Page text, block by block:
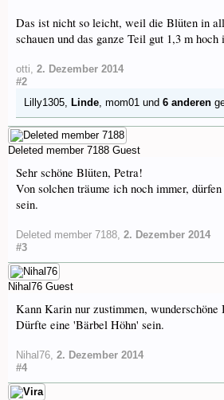
Das ist nicht so leicht, weil die Blüten in
schauen und das ganze Teil gut 1,3 m hoch
otti, 2. Dezember 2014
#2
Lilly1305, Linde, mom01 und 6 anderen
Deleted member 7188 Guest
Sehr schöne Blüten, Petra!
Von solchen träume ich noch immer,
sein.
Deleted member 7188, 2. Dezember 2014
#3
Nihal76 Guest
Kann Karin nur zustimmen, wunderschöne
Dürfte eine 'Bärbel Höhn' sein.
Nihal76, 2. Dezember 2014
#4